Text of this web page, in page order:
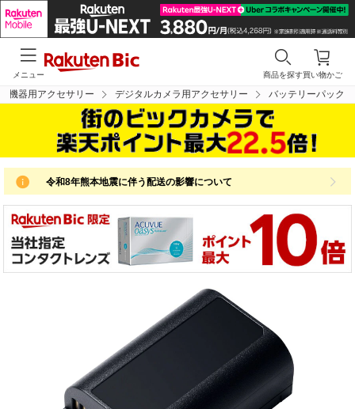
買い物かご
商品を探す
メニュー
機器用アクセサリー デジタルカメラ用アクセサリー バッテリーパック
令和8年熊本地震に伴う配送の影響について